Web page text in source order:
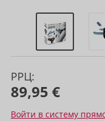
РРЦ:
89,95 €
Войти в систему